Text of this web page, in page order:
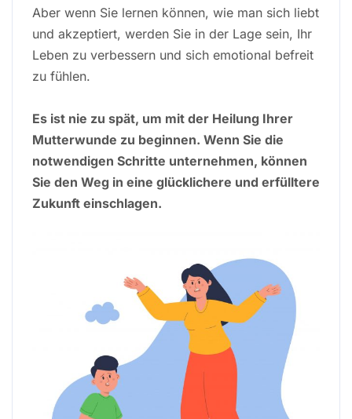
Aber wenn Sie lernen können, wie man sich liebt
und akzeptiert, werden Sie in der Lage sein, Ihr
Leben zu verbessern und sich emotional befreit
zu fühlen.
Es ist nie zu spät, um mit der Heilung Ihrer
Mutterwunde zu beginnen. Wenn Sie die
notwendigen Schritte unternehmen, können
Sie den Weg in eine glücklichere und erfülltere
Zukunft einschlagen.